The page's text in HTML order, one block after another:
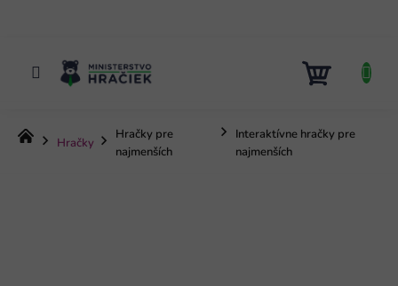
KOŠÍK
DomovHračky
Hračky pre
najmenších
Interaktívne hračky pre
najmenších